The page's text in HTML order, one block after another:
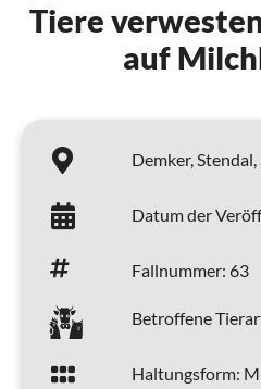
Tiere
auf
Demker,Stendal,
Datum der
Fallnummer: 63
Betroffene
Haltungsform: